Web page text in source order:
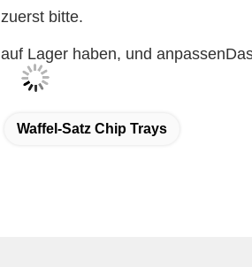
bitte.
Lager haben, und anpassen
Waffel-Satz Chip Trays